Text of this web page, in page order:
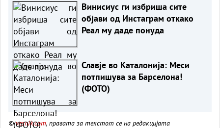
Винисиус ги избриша сите
објави од Инстаграм откако
Реал му даде понуда
Славје во Каталонија: Меси
потпишува за Барселона!
(ФОТО)
©vesnik.com, правата за текстот се на редакцијата